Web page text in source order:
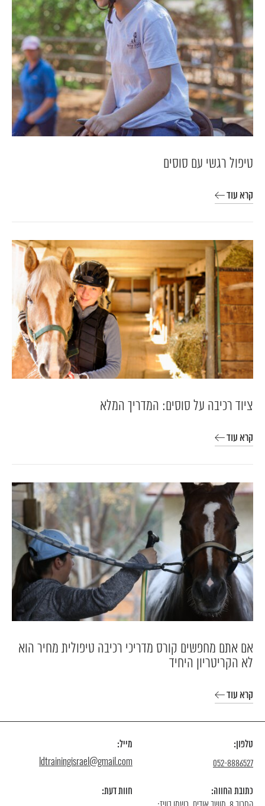
טיפול רגשי עם סוסים
קרא עוד
ציוד רכיבה על סוסים: המדריך המלא
קרא עוד
אם אתם מחפשים קורס מדריכי רכיבה טיפולית מחיר הוא
לא הקריטריון היחיד
קרא עוד
טלפון:
052-8886527
כתובת החווה:
מייל:
ldtrainingisrael@gmail.com
חוות דעת: